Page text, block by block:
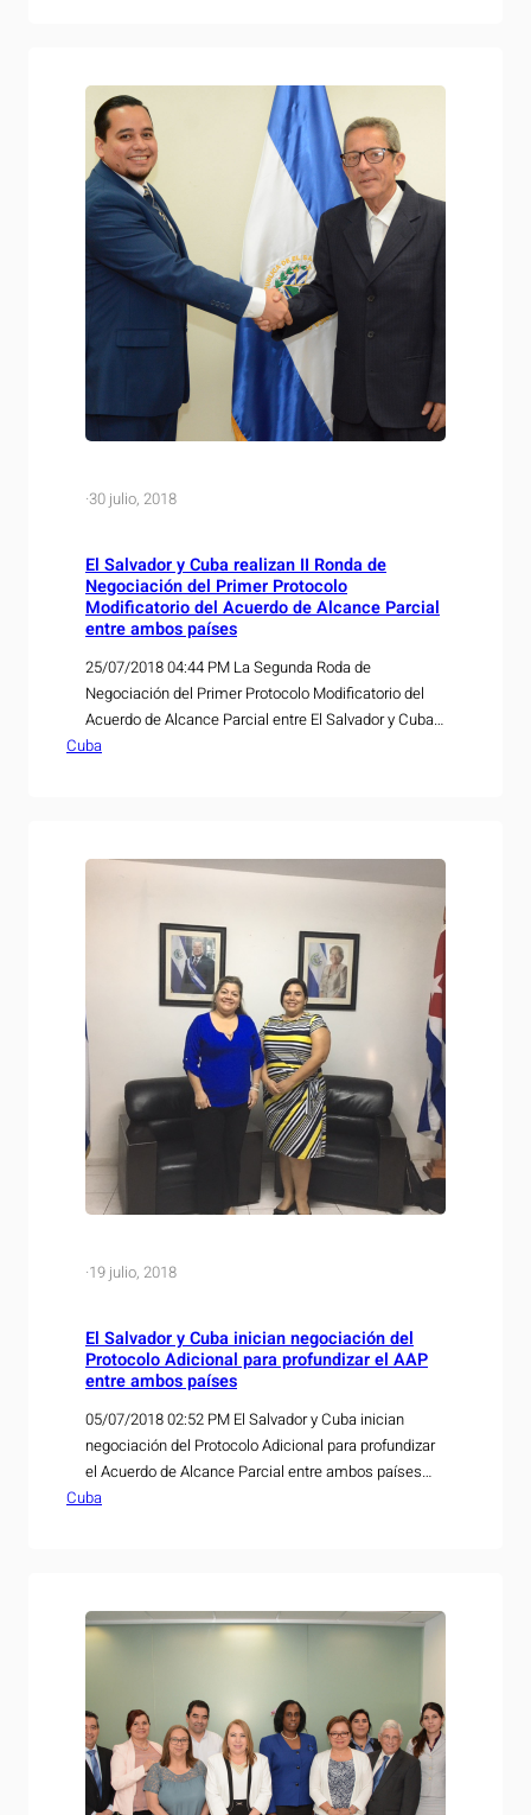
·30 julio, 2018
El Salvador y Cuba realizan II Ronda de
Negociación del Primer Protocolo
Modificatorio del Acuerdo de Alcance Parcial
entre ambos países
25/07/2018 04:44 PM La Segunda Roda de
Negociación del Primer Protocolo Modificatorio del
Acuerdo de Alcance Parcial entre El Salvador y Cuba
dio inicio hoy, en San Salvador, y se tiene previsto que
Cuba
·19 julio, 2018
El Salvador y Cuba inician negociación del
Protocolo Adicional para profundizar el AAP
entre ambos países
05/07/2018 02:52 PM El Salvador y Cuba inician
negociación del Protocolo Adicional para profundizar
el Acuerdo de Alcance Parcial entre ambos países
Durante encuentro sostenido la semana pasada, en
Cuba